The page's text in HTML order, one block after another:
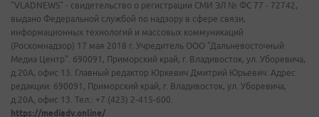
"VLADNEWS" - свидетельство о регистрации СМИ ЭЛ № ФС 77 - 72742,
выдано Федеральной службой по надзору в сфере связи,
информационных технологий и массовых коммуникаций
(Роскомнадзор) 17 мая 2018 г. Учредитель ООО "Дальневосточный
Медиа Центр". 690091, Приморский край, г. Владивосток, ул. Уборевича,
д.20А, офис 13. Главный редактор Юркевич Дмитрий Юрьевич. Адрес
редакции: 690091, Приморский край, г. Владивосток, ул. Уборевича,
д.20А, офис 13. Тел.: +7 (423) 2-415-600.
https://mediadv.online/